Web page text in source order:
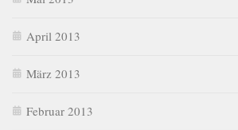
April 2013
März 2013
Februar 2013